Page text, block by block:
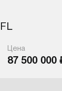
Цена
87 500 000